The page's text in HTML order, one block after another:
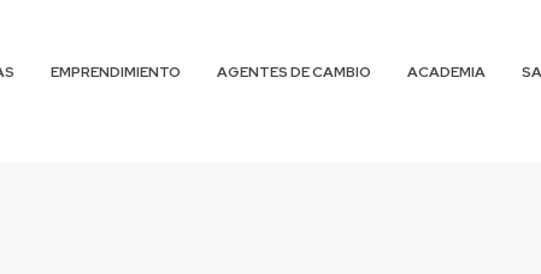
EMPRENDIMIENTO AGENTES DE CAMBIO ACADEMIA